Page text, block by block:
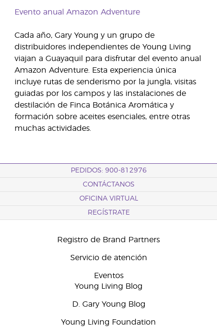
Evento anual Amazon Adventure
Cada año, Gary Young y un grupo de
distribuidores independientes de Young Living
viajan a Guayaquil para disfrutar del evento anual
Amazon Adventure. Esta experiencia única
incluye rutas de senderismo por la jungla, visitas
guiadas por los campos y las instalaciones de
destilación de Finca Botánica Aromática y
formación sobre aceites esenciales, entre otras
muchas actividades.
PEDIDOS: 900-812976
CONTÁCTANOS
OFICINA VIRTUAL
REGÍSTRATE
Registro de Brand Partners
Servicio de atención
Eventos
Young Living Blog
D. Gary Young Blog
Young Living Foundation